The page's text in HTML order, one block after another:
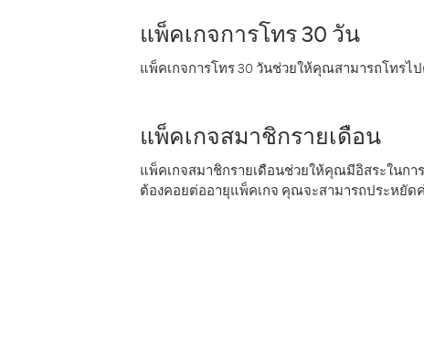
แพ็คเกจการโทร 30 วัน
แพ็คเกจการโทร 30 วันช่วยให้คุณสามารถโทรไ
แพ็คเกจสมาชิกรายเดือน
แพ็คเกจสมาชิกรายเดือนช่วยให้คุณมีอิสระในก
ต้องคอยต่ออายุแพ็คเกจ คุณจะสามารถประหยั